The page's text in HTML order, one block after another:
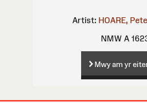
Artist: HOARE,
NMW A
Mwy am yr